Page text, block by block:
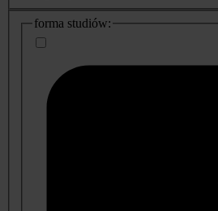
dodatkowe
informacje
forma studiów: